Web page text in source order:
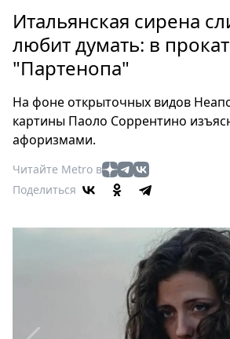
Россия
Мир
Здоровье
Туризм
Мода
Кино
Афиша
релизы
Итальянская сирена
любит думать: в
"Партенопа"
На фоне открыточных видов
картины Паоло Соррентино
афоризмами.
Читайте Metro в
Поделиться